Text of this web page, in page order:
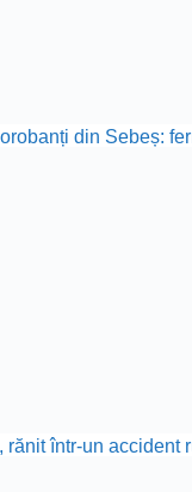
din Sebeș:
rănit într-un